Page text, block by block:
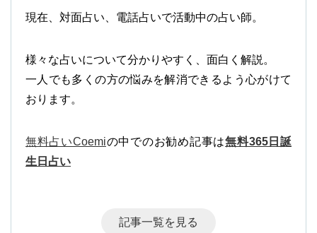
現在、対面占い、電話占いで活動中の占い師。
様々な占いについて分かりやすく、面白く解説。
一人でも多くの方の悩みを解消できるよう心がけて
おります。
無料占いCoemiの中でのお勧め記事は無料365日誕
生日占い
記事一覧を見る